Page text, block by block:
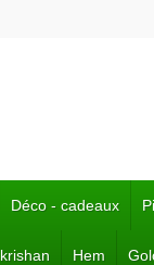
Déco - cadeaux
krishan Hem